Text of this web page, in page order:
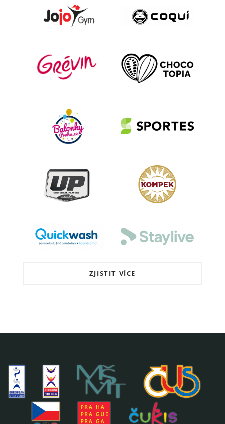
ZJISTIT VÍCE